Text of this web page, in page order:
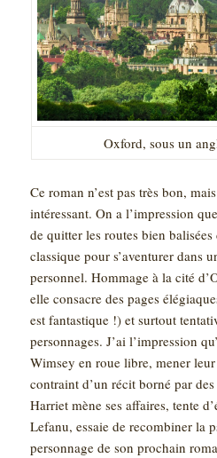
Oxford, sous un
Ce roman n’est pas très bon,
intéressant. On a l’impression
de quitter les routes bien
classique pour s’aventurer dans
personnel. Hommage à la cité
elle consacre des pages
est fantastique !) et surtout
personnages. J’ai l’impression
Wimsey en roue libre, mener
contraint d’un récit borné par
Harriet mène ses affaires, tente
Lefanu, essaie de recombiner la
personnage de son prochain